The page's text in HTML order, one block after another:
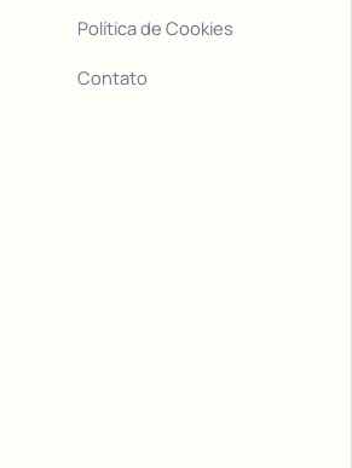
Política de Cookies
Contato